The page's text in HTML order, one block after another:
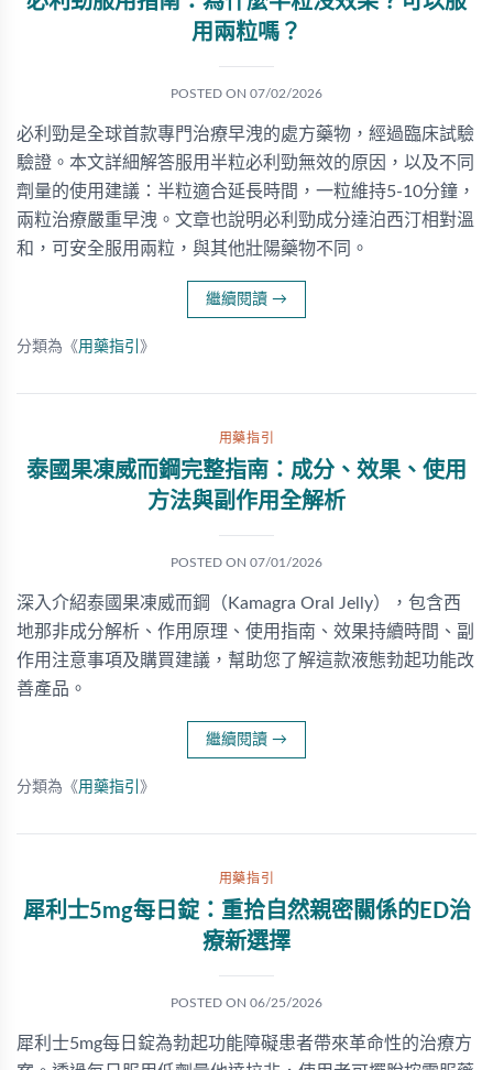
用兩粒嗎？
POSTED ON 07/02/2026
必利勁是全球首款專門治療早洩的處方藥物，經過臨床試驗
驗證。本文詳細解答服用半粒必利勁無效的原因，以及不同
劑量的使用建議：半粒適合延長時間，一粒維持5-10分鐘，
兩粒治療嚴重早洩。文章也說明必利勁成分達泊西汀相對溫
和，可安全服用兩粒，與其他壯陽藥物不同。
繼續閱讀 →
分類為《用藥指引 》
用藥指引
泰國果凍威而鋼完整指南：成分、效果、使用
方法與副作用全解析
POSTED ON 07/01/2026
深入介紹泰國果凍威而鋼（Kamagra Oral Jelly），包含西
地那非成分解析、作用原理、使用指南、效果持續時間、副
作用注意事項及購買建議，幫助您了解這款液態勃起功能改
善產品。
繼續閱讀 →
分類為《用藥指引 》
用藥指引
犀利士5mg每日錠：重拾自然親密關係的ED治
療新選擇
POSTED ON 06/25/2026
犀利士5mg每日錠為勃起功能障礙患者帶來革命性的治療方